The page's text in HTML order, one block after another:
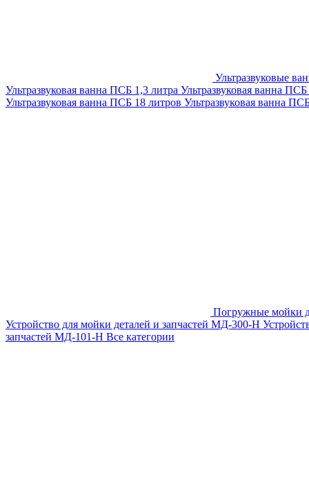
Ультразвуковые
Ультразвуковая ванна ПСБ 1,3 литра Ультразвуковая ванна
Ультразвуковая ванна ПСБ 18 литров Ультразвуковая ванна
Погружные мойки
Устройство для мойки деталей и запчастей МД-300-H
запчастей МД-101-Н Все категории